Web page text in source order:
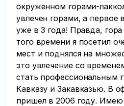
окруженном горами-
увлечен горами, а
уже в 3 года! Правда,
того времени я посетил
мест и поднялся на
это увлечение со
стать профессиональным
Кавказу и Закавказью. В
пришел в 2006 году. Имею